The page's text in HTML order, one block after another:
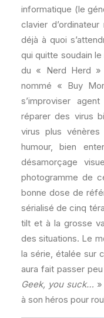
informatique (le
clavier
déjà à quoi
qui quitte soudain
du « Nerd Herd »
nommé « Buy
s’improviser
réparer des virus
virus plus
humour, bien
désamorçage
photogramme de
bonne dose de
sérialisé de cinq
tilt et à la grosse
des situations. Le
la série, étalée sur
aura fait passer
Geek, you suck…
à son héros pour